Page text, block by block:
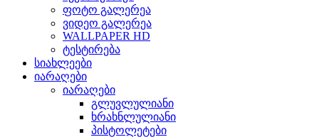
ფოტო გალერეა
ვიდეო გალერეა
WALLPAPER HD
ტესტირება
სიახლეები
იარაღები
იარაღები
გლუვლულიანი
ხრახნლულიანი
პისტოლეტები